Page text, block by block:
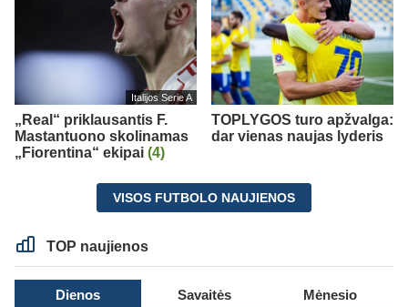
Italijos Serie A
„Real“ priklausantis F.
Mastantuono skolinamas
„Fiorentina“ ekipai (4)
TOPLYGOS turo apžvalga:
dar vienas naujas lyderis
VISOS FUTBOLO NAUJIENOS
TOP naujienos
Dienos Savaitės Mėnesio